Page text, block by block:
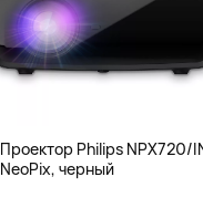
Проектор Philips NPX720/
NeoPix, черный